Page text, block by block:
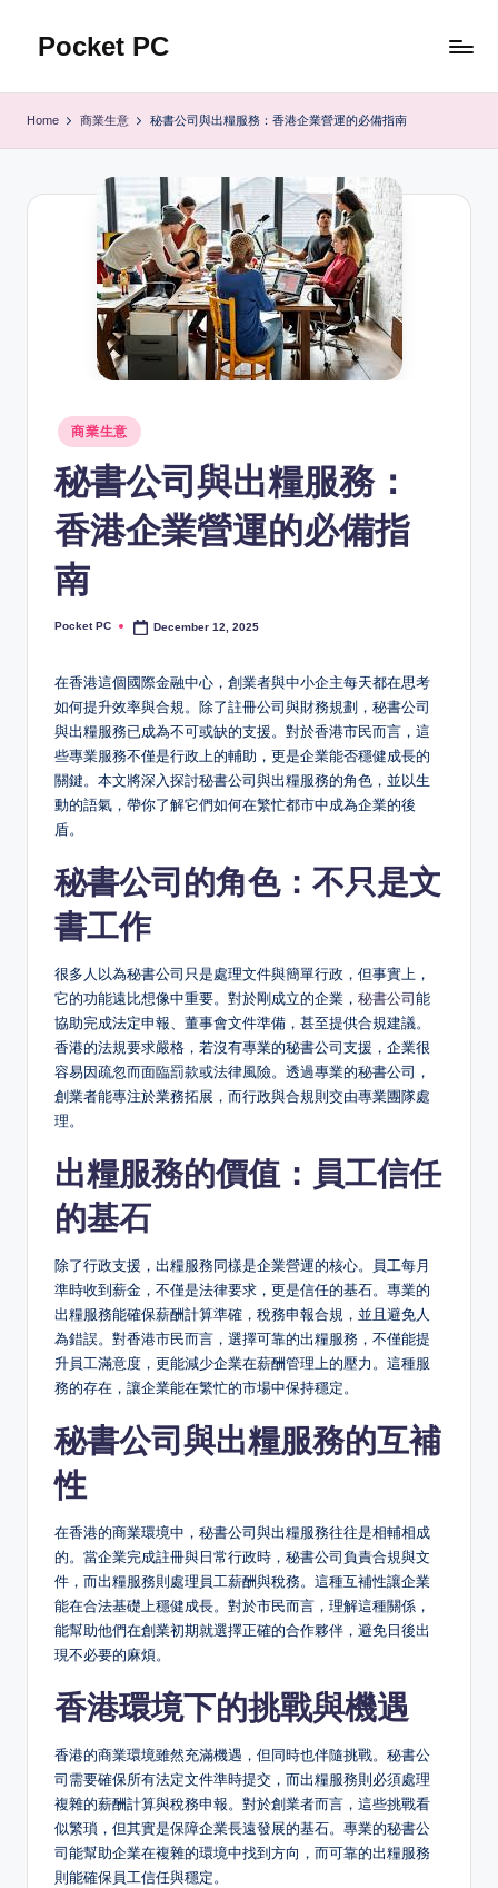
Pocket PC
Home 商業生意 秘書公司與出糧服務：香港企業營運的必備指南
Posted
in
商業生意
秘書公司與出糧服務：
香港企業營運的必備指
南
Posted
Pocket PC December 12, 2025
在香港這個國際金融中心，創業者與中小企主每天都在思考
如何提升效率與合規。除了註冊公司與財務規劃，秘書公司
與出糧服務已成為不可或缺的支援。對於香港市民而言，這
些專業服務不僅是行政上的輔助，更是企業能否穩健成長的
關鍵。本文將深入探討秘書公司與出糧服務的角色，並以生
動的語氣，帶你了解它們如何在繁忙都市中成為企業的後
盾。
秘書公司的角色：不只是文
書工作
很多人以為秘書公司只是處理文件與簡單行政，但事實上，
它的功能遠比想像中重要。對於剛成立的企業， 秘書公司 能
協助完成法定申報、董事會文件準備，甚至提供合規建議。
香港的法規要求嚴格，若沒有專業的秘書公司支援，企業很
容易因疏忽而面臨罰款或法律風險。透過專業的秘書公司，
創業者能專注於業務拓展，而行政與合規則交由專業團隊處
理。
出糧服務的價值：員工信任
的基石
除了行政支援，出糧服務同樣是企業營運的核心。員工每月
準時收到薪金，不僅是法律要求，更是信任的基石。專業的
出糧服務能確保薪酬計算準確，稅務申報合規，並且避免人
為錯誤。對香港市民而言，選擇可靠的出糧服務，不僅能提
升員工滿意度，更能減少企業在薪酬管理上的壓力。這種服
務的存在，讓企業能在繁忙的市場中保持穩定。
秘書公司與出糧服務的互補
性
在香港的商業環境中，秘書公司與出糧服務往往是相輔相成
的。當企業完成註冊與日常行政時，秘書公司負責合規與文
件，而出糧服務則處理員工薪酬與稅務。這種互補性讓企業
能在合法基礎上穩健成長。對於市民而言，理解這種關係，
能幫助他們在創業初期就選擇正確的合作夥伴，避免日後出
現不必要的麻煩。
香港環境下的挑戰與機遇
香港的商業環境雖然充滿機遇，但同時也伴隨挑戰。秘書公
司需要確保所有法定文件準時提交，而出糧服務則必須處理
複雜的薪酬計算與稅務申報。對於創業者而言，這些挑戰看
似繁瑣，但其實是保障企業長遠發展的基石。專業的秘書公
司能幫助企業在複雜的環境中找到方向，而可靠的出糧服務
則能確保員工信任與穩定。